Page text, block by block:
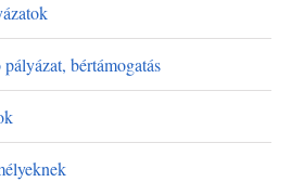
bértámogatás